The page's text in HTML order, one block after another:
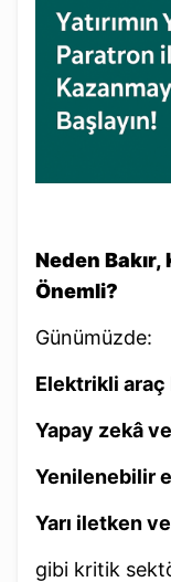
Neden
Önemli?
Günümüzde:
Elektrikli araç
Yapay zekâ
Yenilenebilir
Yarı iletken
gibi kritik